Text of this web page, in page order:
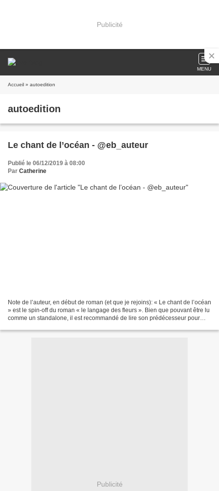
Publicité
MENU
Accueil » autoedition
autoedition
Le chant de l’océan - @eb_auteur
Publié le 06/12/2019 à 08:00
Par Catherine
Note de l’auteur, en début de roman (et que je rejoins): « Le chant de l’océan
» est le spin-off du roman « le langage des fleurs ». Bien que pouvant être lu
comme un standalone, il est recommandé de lire son prédécesseur pour
Publicité